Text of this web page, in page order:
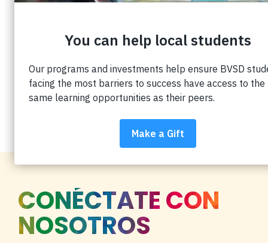
Fideicomisario
Soluciones De La Cruz
CONÉCTATE CON
NOSOTROS